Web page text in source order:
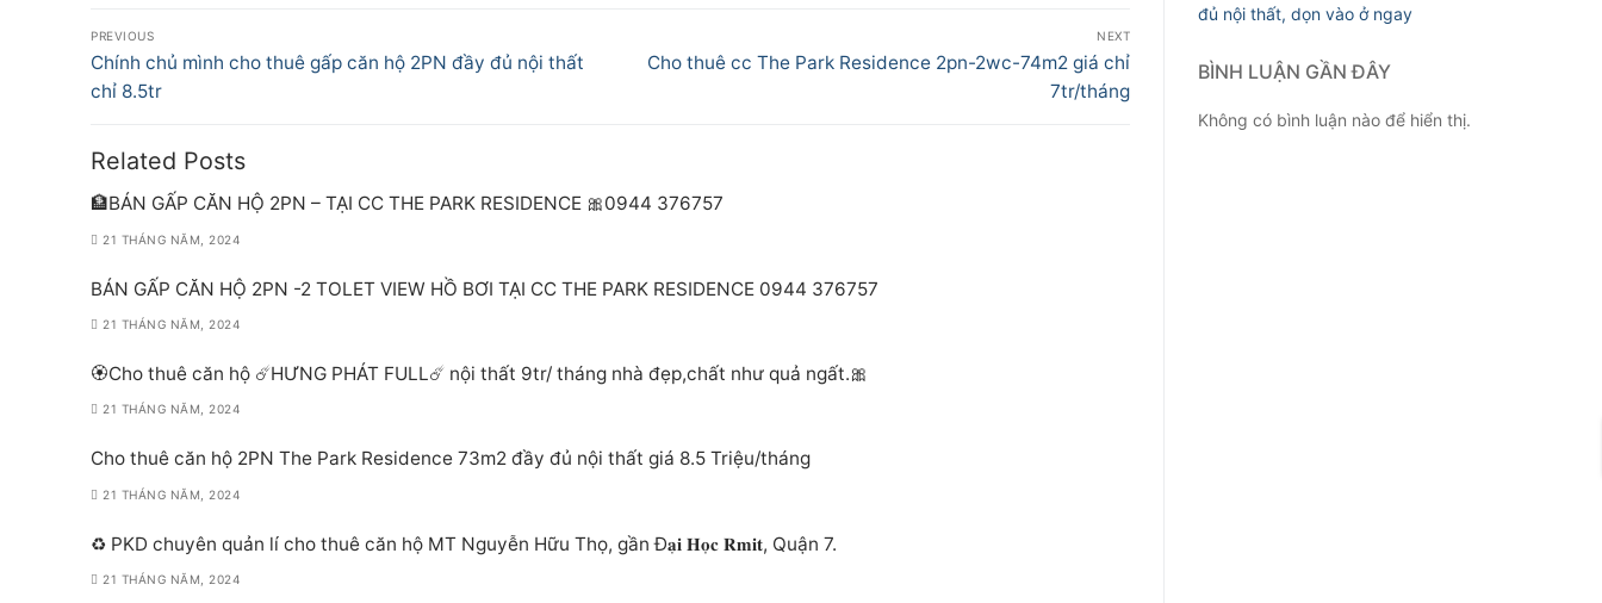
Điều
hướng
bài
viết
PREVIOUS
Previous
post:
Chính chủ mình cho thuê gấp căn hộ 2PN đầy đủ nội thất
chỉ 8.5tr
NEXT
Next
Cho thuê cc The Park Residence 2pn-2wc-74m2 giá chỉ
7tr/tháng
Related Posts
🏦BÁN GẤP CĂN HỘ 2PN – TẠI CC THE PARK RESIDENCE 🎀0944 376757
21 THÁNG NĂM, 2024
BÁN GẤP CĂN HỘ 2PN -2 TOLET VIEW HỒ BƠI TẠI CC THE PARK RESIDENCE 0944 376757
21 THÁNG NĂM, 2024
🏵Cho thuê căn hộ ☄️HƯNG PHÁT FULL☄️ nội thất 9tr/ tháng nhà đẹp,chất như quả ngất.🎀
21 THÁNG NĂM, 2024
Cho thuê căn hộ 2PN The Park Residence 73m2 đầy đủ nội thất giá 8.5 Triệu/tháng
21 THÁNG NĂM, 2024
♻️ PKD chuyên quản lí cho thuê căn hộ MT Nguyễn Hữu Thọ, gần Đ𝐚̣𝐢 𝐇𝐨̣𝐜 𝐑𝐦𝐢𝐭, Quận 7.
21 THÁNG NĂM, 2024
đủ nội thất, dọn vào ở ngay
BÌNH LUẬN GẦN ĐÂY
Không có bình luận nào để hiển thị.